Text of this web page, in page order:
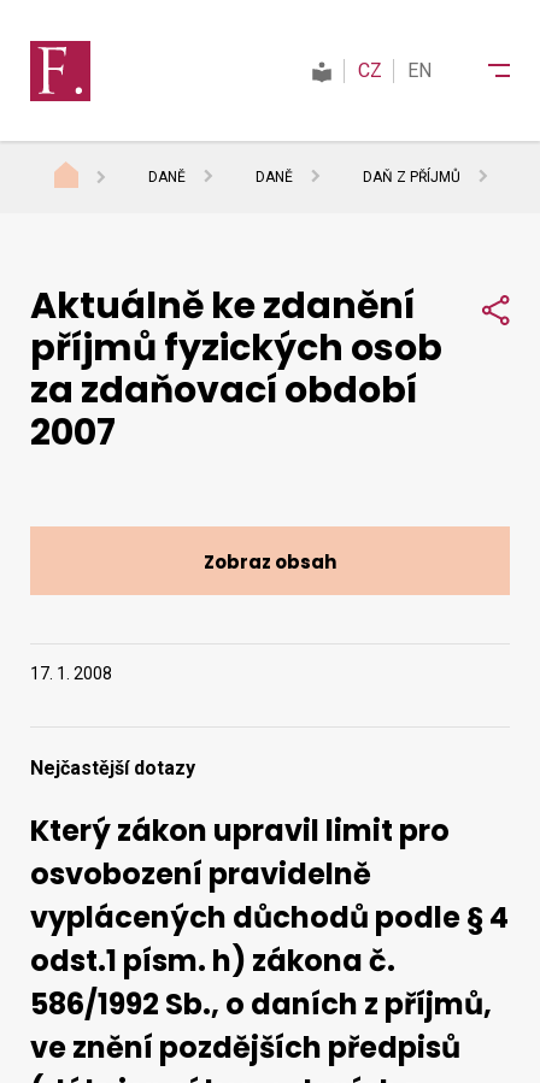
Daně
Mezinárodní spolupráce
CZ EN
DANĚ DANĚ DAŇ Z PŘÍJMŮ
17. 1. 2008
Nejčastější dotazy
Který zákon upravil limit pro
osvobození pravidelně
vyplácených důchodů podle § 4
odst.1 písm. h) zákona č.
586/1992 Sb., o daních z příjmů,
ve znění pozdějších předpisů
Aktuálně ke zdanění
příjmů fyzických osob
za zdaňovací období
2007
Zobraz obsah